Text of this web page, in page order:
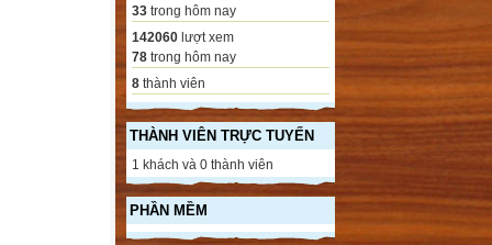
33 trong hôm nay
142060 lượt xem
78 trong hôm nay
8 thành viên
THÀNH VIÊN TRỰC TUYẾN
1 khách và 0 thành viên
PHẦN MỀM